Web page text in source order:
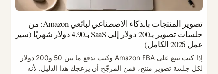
تصوير المنتجات بالذكاء الاصطناعي لبائعي Amazon: من
جلسات تصوير بـ200 دولار إلى SaaS بـ4.90 دولار شهريًا (سير
عمل 2026 الكامل)
إذا كنت تبيع على Amazon FBA وكنت تدفع ما بين 50 و200 دولار
لكل جلسة تصوير منتج، فمن المرجّح أن يزعجك هذا الدليل. لأنه